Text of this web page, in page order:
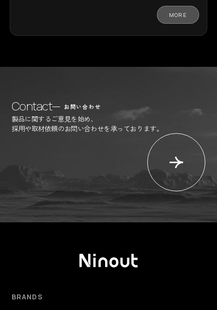
MORE
Contact お問い合わせ
製品に関するご意見を始め、
採用や取材依頼のお問い合わせを承っております。
BRANDS